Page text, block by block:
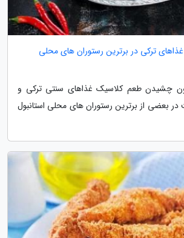
ترکی در برترین رستوران های محلی
چشیدن طعم کلاسیک غذاهای سنتی ترکی و
در بعضی از برترین رستوران های محلی استانبول